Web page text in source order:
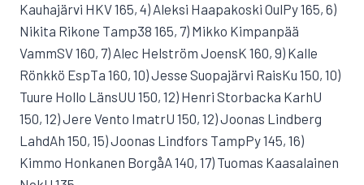
Kauhajärvi HKV 165, 4) Aleksi Haapakoski OulPy 165, 6)
Nikita Rikone Tamp38 165, 7) Mikko Kimpanpää
VammSV 160, 7) Alec Helström JoensK 160, 9) Kalle
Rönkkö EspTa 160, 10) Jesse Suopajärvi RaisKu 150, 10)
Tuure Hollo LänsUU 150, 12) Henri Storbacka KarhU
150, 12) Jere Vento ImatrU 150, 12) Joonas Lindberg
LahdAh 150, 15) Joonas Lindfors TampPy 145, 16)
Kimmo Honkanen BorgåA 140, 17) Tuomas Kaasalainen